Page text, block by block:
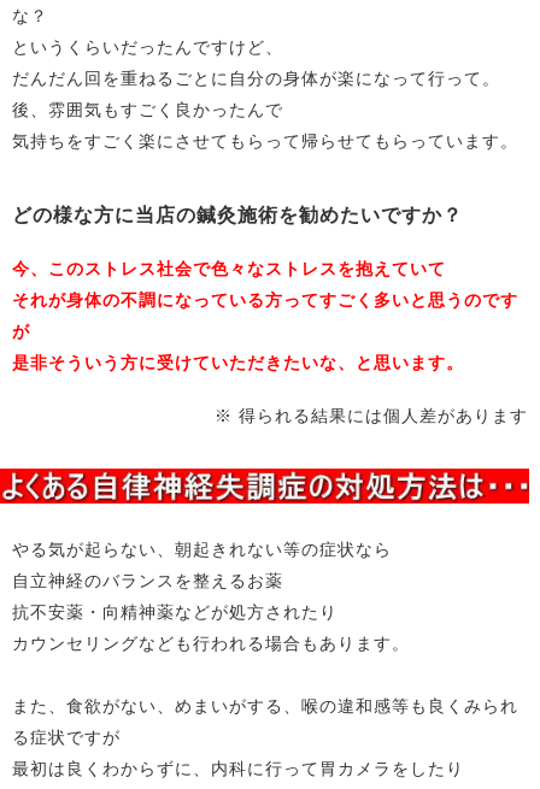
な？
というくらいだったんですけど、
だんだん回を重ねるごとに自分の身体が楽になって行って。
後、雰囲気もすごく良かったんで
気持ちをすごく楽にさせてもらって帰らせてもらっています。
どの様な方に当店の鍼灸施術を勧めたいですか？
今、このストレス社会で色々なストレスを抱えていて
それが身体の不調になっている方ってすごく多いと思うのです
が
是非そういう方に受けていただきたいな、と思います。
※ 得られる結果には個人差があります
やる気が起らない、朝起きれない等の症状なら
自立神経のバランスを整えるお薬
抗不安薬・向精神薬などが処方されたり
カウンセリングなども行われる場合もあります。
また、食欲がない、めまいがする、喉の違和感等も良くみられ
る症状ですが
最初は良くわからずに、内科に行って胃カメラをしたり